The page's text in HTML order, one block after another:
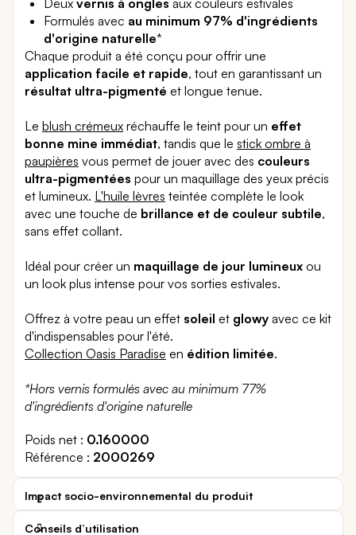
Formulés avec au minimum 97% d'ingrédients
d'origine naturelle*
Chaque produit a été conçu pour offrir une
application facile et rapide, tout en garantissant un
résultat ultra-pigmenté et longue tenue.
Le blush crémeux réchauffe le teint pour un effet
bonne mine immédiat, tandis que le stick ombre à
paupières vous permet de jouer avec des couleurs
ultra-pigmentées pour un maquillage des yeux précis
et lumineux. L'huile lèvres teintée complète le look
avec une touche de brillance et de couleur subtile,
sans effet collant.
Idéal pour créer un maquillage de jour lumineux ou
un look plus intense pour vos sorties estivales.
Offrez à votre peau un effet soleil et glowy avec ce kit
d'indispensables pour l'été.
Collection Oasis Paradise en édition limitée.
*Hors vernis formulés avec au minimum 77%
d'ingrédients d'origine naturelle
Poids net
0.160000
Référence
2000269
Impact socio-environnemental du produit
Conseils d’utilisation